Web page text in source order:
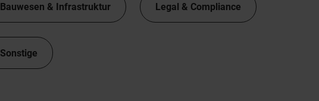
Bauwesen & Infrastruktur Legal & Compliance
Sonstige